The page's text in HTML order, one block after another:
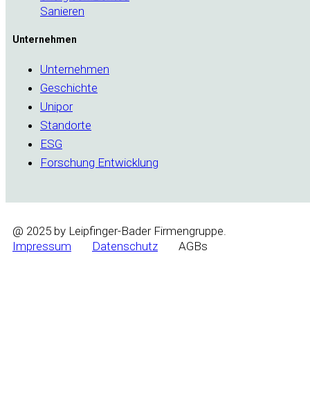
Sanieren
Unternehmen
Unternehmen
Geschichte
Unipor
Standorte
ESG
Forschung Entwicklung
@ 2025 by Leipfinger-Bader Firmengruppe.
Impressum
Datenschutz AGBs